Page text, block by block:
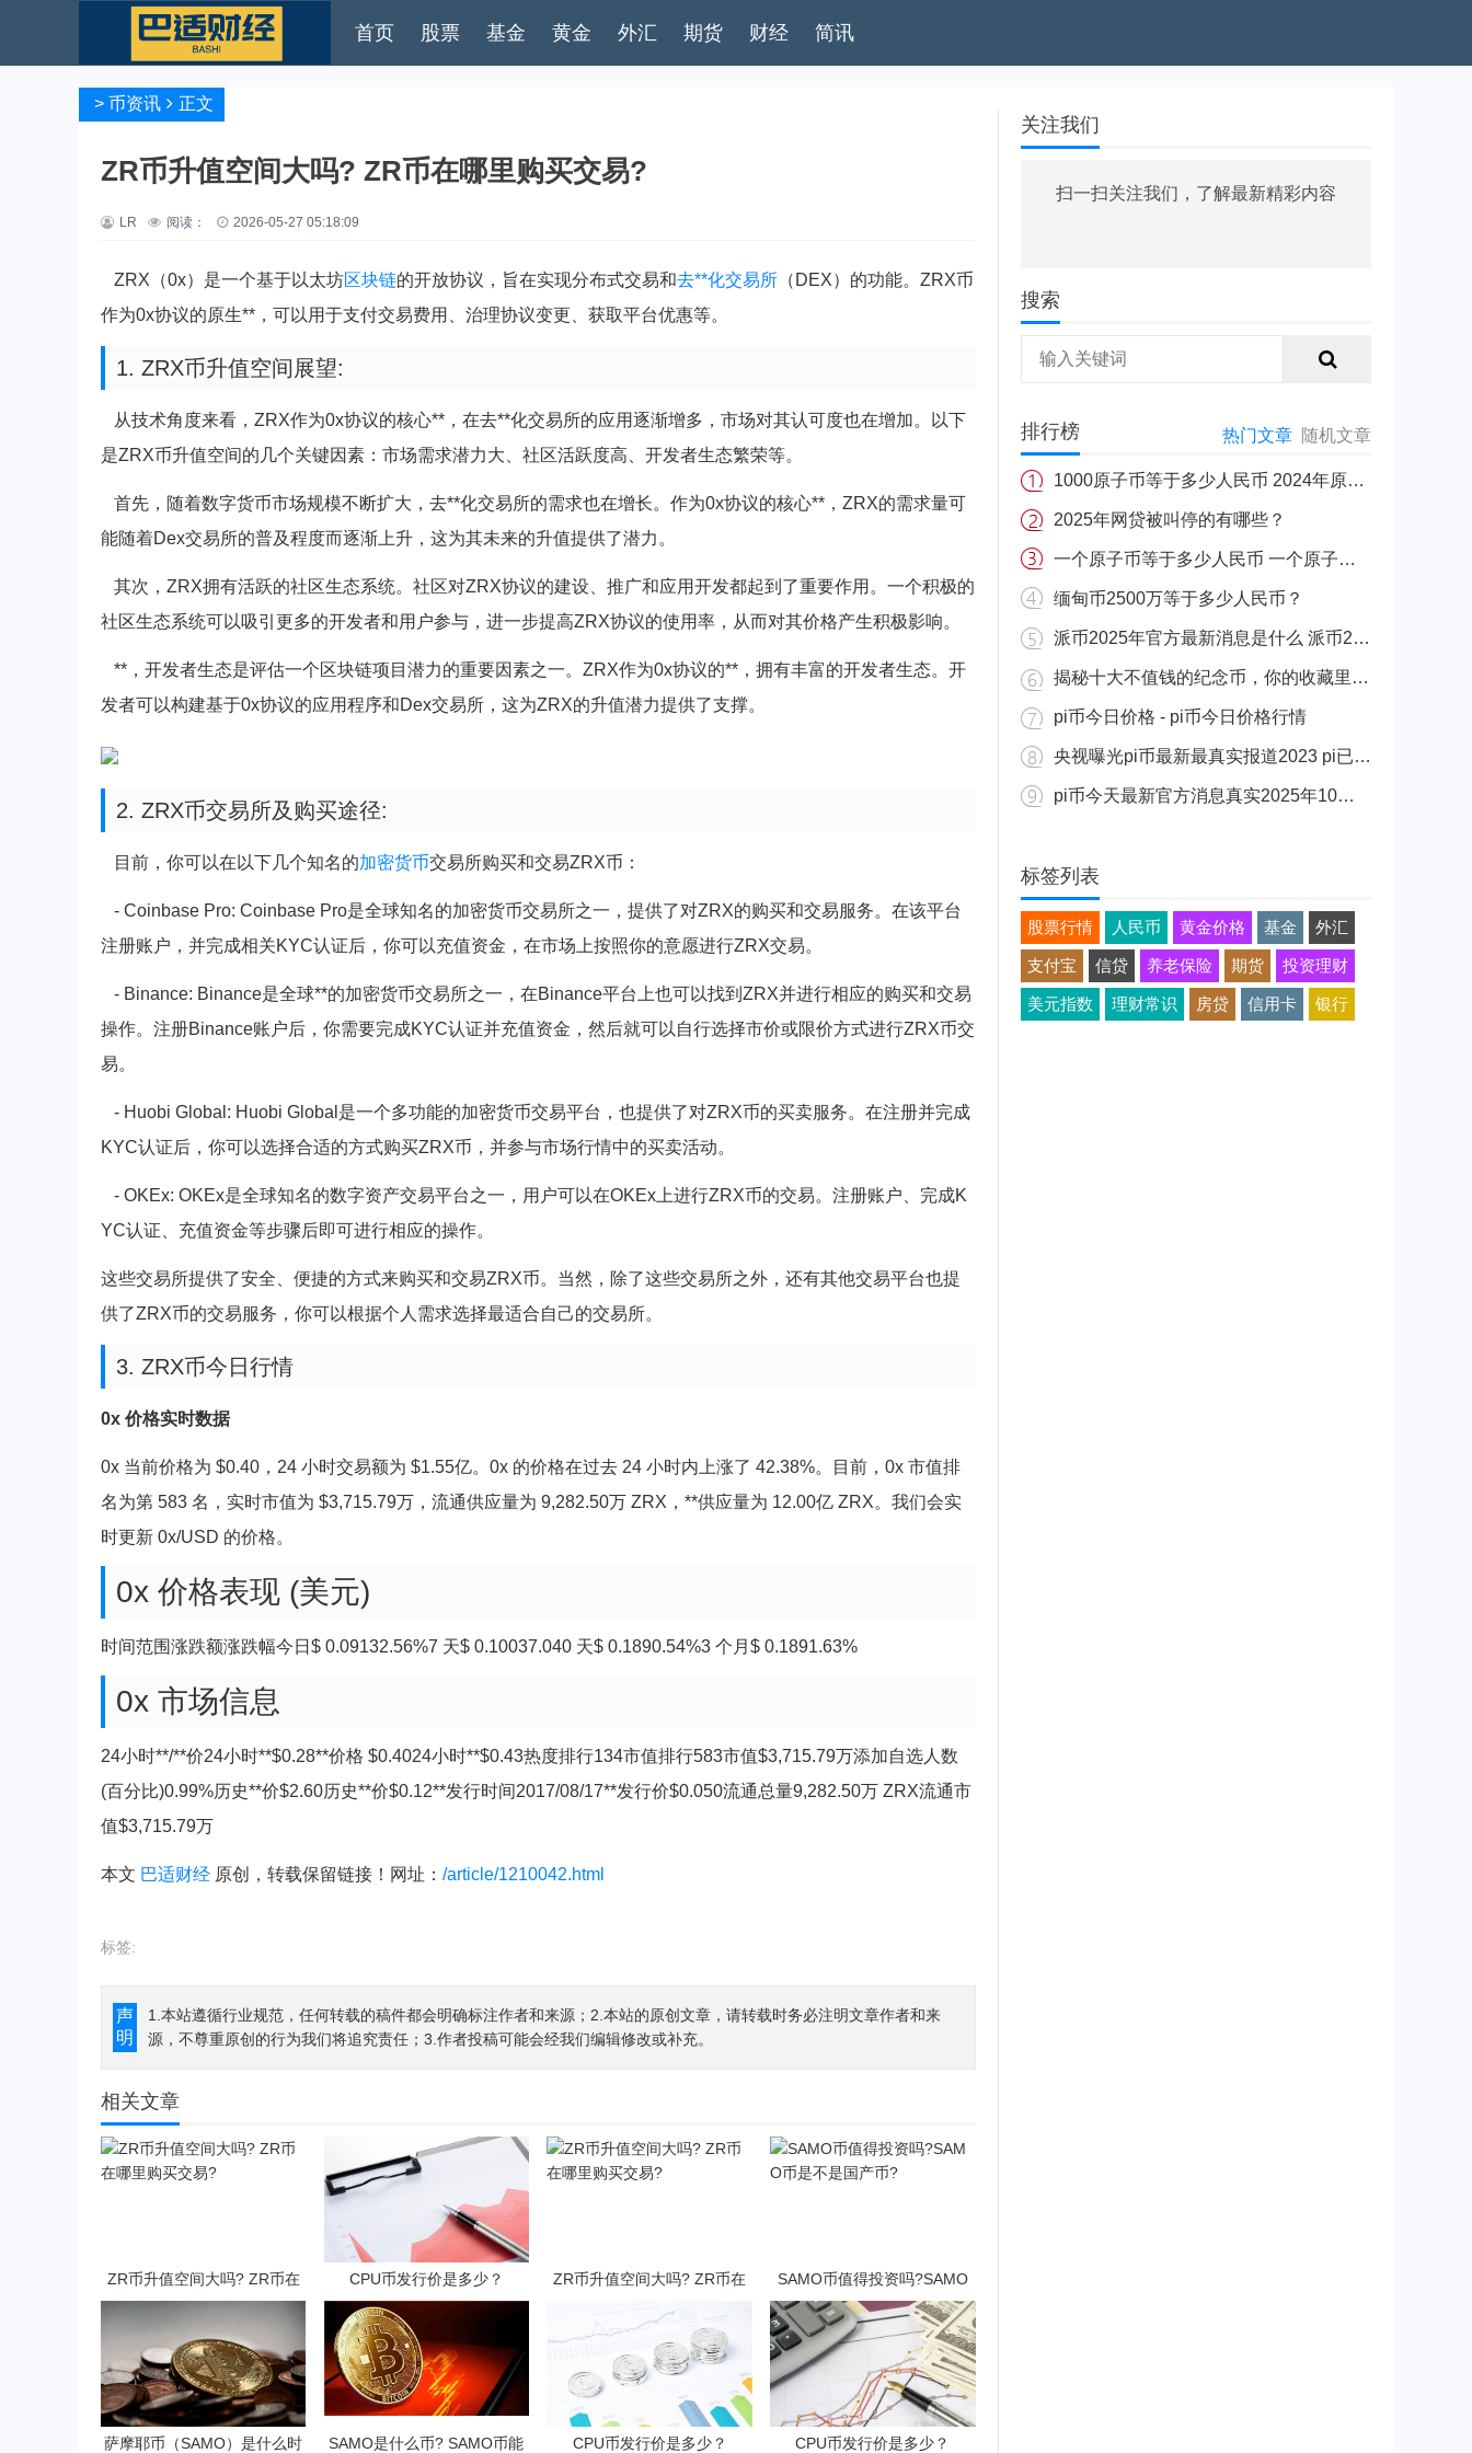
首页 股票 基金 黄金 外汇 期货 财经 简讯
> 币资讯 正文
ZR币升值空间大吗? ZR币在哪里购买交易?
LR 阅读： 2026-05-27 05:18:09
ZRX（0x）是一个基于以太坊区块链的开放协议，旨在实现分布式交易和去**化交易所 （DEX）的功能。ZRX币
作为0x协议的原生**，可以用于支付交易费用、治理协议变更、获取平台优惠等。
1. ZRX币升值空间展望:
从技术角度来看，ZRX作为0x协议的核心**，在去**化交易所的应用逐渐增多，市场对其认可度也在增加。以下
是ZRX币升值空间的几个关键因素：市场需求潜力大、社区活跃度高、开发者生态繁荣等。
首先，随着数字货币市场规模不断扩大，去**化交易所的需求也在增长。作为0x协议的核心**，ZRX的需求量可
能随着Dex交易所的普及程度而逐渐上升，这为其未来的升值提供了潜力。
其次，ZRX拥有活跃的社区生态系统。社区对ZRX协议的建设、推广和应用开发都起到了重要作用。一个积极的
社区生态系统可以吸引更多的开发者和用户参与，进一步提高ZRX协议的使用率，从而对其价格产生积极影响。
**，开发者生态是评估一个区块链项目潜力的重要因素之一。ZRX作为0x协议的**，拥有丰富的开发者生态。开
发者可以构建基于0x协议的应用程序和Dex交易所，这为ZRX的升值潜力提供了支撑。
2. ZRX币交易所及购买途径:
目前，你可以在以下几个知名的加密货币交易所购买和交易ZRX币：
- Coinbase Pro: Coinbase Pro是全球知名的加密货币交易所之一，提供了对ZRX的购买和交易服务。在该平台
注册账户，并完成相关KYC认证后，你可以充值资金，在市场上按照你的意愿进行ZRX交易。
- Binance: Binance是全球**的加密货币交易所之一，在Binance平台上也可以找到ZRX并进行相应的购买和交易
操作。注册Binance账户后，你需要完成KYC认证并充值资金，然后就可以自行选择市价或限价方式进行ZRX币交
易。
- Huobi Global: Huobi Global是一个多功能的加密货币交易平台，也提供了对ZRX币的买卖服务。在注册并完成
KYC认证后，你可以选择合适的方式购买ZRX币，并参与市场行情中的买卖活动。
- OKEx: OKEx是全球知名的数字资产交易平台之一，用户可以在OKEx上进行ZRX币的交易。注册账户、完成K
YC认证、充值资金等步骤后即可进行相应的操作。
这些交易所提供了安全、便捷的方式来购买和交易ZRX币。当然，除了这些交易所之外，还有其他交易平台也提
供了ZRX币的交易服务，你可以根据个人需求选择最适合自己的交易所。
3. ZRX币今日行情
0x 价格实时数据
0x 当前价格为 $0.40，24 小时交易额为 $1.55亿。0x 的价格在过去 24 小时内上涨了 42.38%。目前，0x 市值排
名为第 583 名，实时市值为 $3,715.79万，流通供应量为 9,282.50万 ZRX，**供应量为 12.00亿 ZRX。我们会实
时更新 0x/USD 的价格。
0x 价格表现 (美元)
时间范围涨跌额涨跌幅今日$ 0.09132.56%7 天$ 0.10037.040 天$ 0.1890.54%3 个月$ 0.1891.63%
0x 市场信息
24小时**/**价24小时**$0.28**价格 $0.4024小时**$0.43热度排行134市值排行583市值$3,715.79万添加自选人数
(百分比)0.99%历史**价$2.60历史**价$0.12**发行时间2017/08/17**发行价$0.050流通总量9,282.50万 ZRX流通市
值$3,715.79万
本文 巴适财经 原创，转载保留链接！网址： /article/1210042.html
标签:
声
明
1.本站遵循行业规范，任何转载的稿件都会明确标注作者和来源；2.本站的原创文章，请转载时务必注明文章作者和来
源，不尊重原创的行为我们将追究责任；3.作者投稿可能会经我们编辑修改或补充。
相关文章
ZR币升值空间大吗? ZR币在
哪里购买交易?
CPU币发行价是多少？
ZR币升值空间大吗? ZR币在
SAMO币值得投资吗?SAMO
币是不是国产币?
萨摩耶币（SAMO）是什么时 SAMO是什么币? SAMO币能 CPU币发行价是多少？ CPU币发行价是多少？
关注我们
扫一扫关注我们，了解最新精彩内容
搜索
排行榜 热门文章 随机文章
1000原子币等于多少人民币 2024年原子币最新价格介绍一览
2025年网贷被叫停的有哪些？
一个原子币等于多少人民币 一个原子币价格介绍
缅甸币2500万等于多少人民币？
派币2025年官方最新消息是什么 派币2025年官方最新消息真实分享
揭秘十大不值钱的纪念币，你的收藏里有吗？
pi币今日价格 - pi币今日价格行情
央视曝光pi币最新最真实报道2023 pi已经成功了是真的吗（假的）
pi币今天最新官方消息真实2025年10月 派币今天最新消息介绍
标签列表
股票行情 人民币 黄金价格 基金 外汇
支付宝 信贷 养老保险 期货 投资理财
美元指数 理财常识 房贷 信用卡 银行